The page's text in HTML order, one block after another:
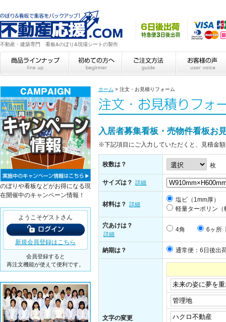
不動産・建築専門 看板&のぼり&現場シートの製作
ホーム > 注文・お見積りフォーム
入居者募集看板・売物件看板お
※下記項目にご入力していただくと、見積金
枚数は？ 枚
サイズは？ 詳細
材料は？ 詳細
塩ビ（1mm厚）
軽量ターポリン（
穴あけは？
詳細
4角 6ヶ所
納期は？ 通常便：6日後出
文字の変更
のぼりや看板などがお得になる現
在開催中のキャンペーン情報！
ようこそゲストさん
新規会員登録はこちら
会員登録すると
再注文機能が使えて便利です。